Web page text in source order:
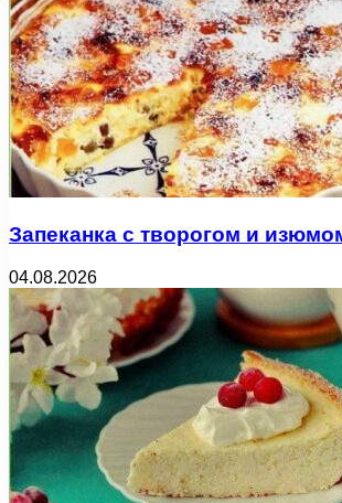
Запеканка с творогом и
04.08.2026